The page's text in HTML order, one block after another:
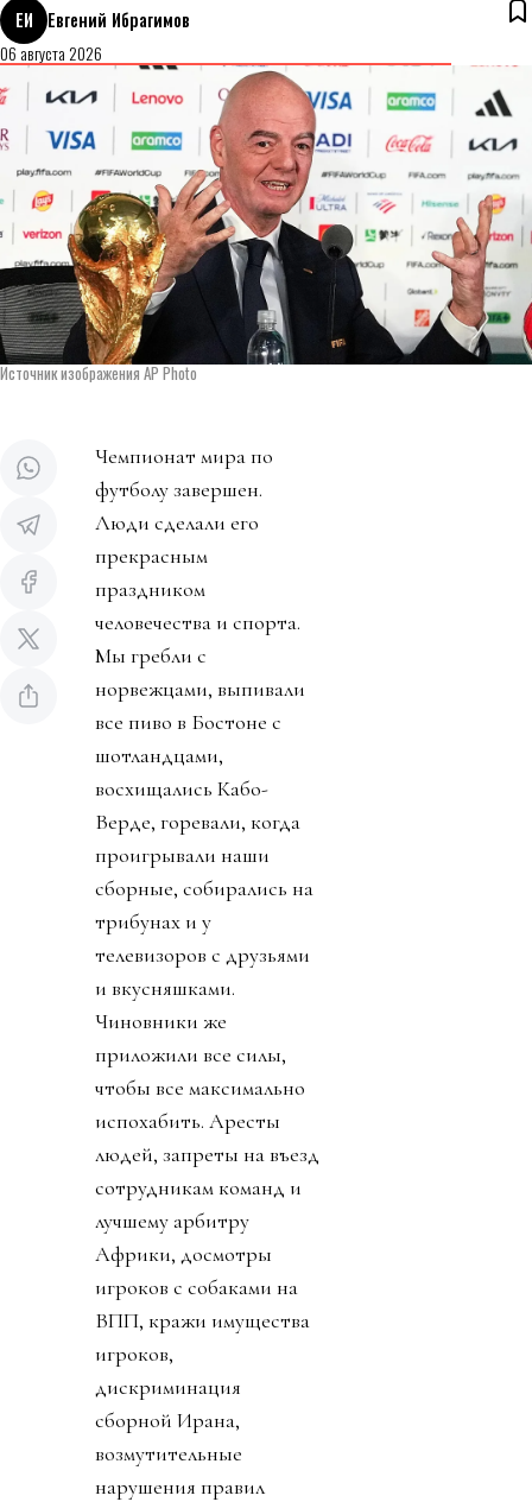
ЕИ
Евгений Ибрагимов
06 августа 2026
Источник изображения AP Photo
Чемпионат мира по
футболу завершен.
Люди сделали его
прекрасным
праздником
человечества и спорта.
Мы гребли с
норвежцами, выпивали
все пиво в Бостоне с
шотландцами,
восхищались Кабо-
Верде, горевали, когда
проигрывали наши
сборные, собирались на
трибунах и у
телевизоров с друзьями
и вкусняшками.
Чиновники же
приложили все силы,
чтобы все максимально
испохабить. Аресты
людей, запреты на въезд
сотрудникам команд и
лучшему арбитру
Африки, досмотры
игроков с собаками на
ВПП, кражи имущества
игроков,
дискриминация
сборной Ирана,
возмутительные
нарушения правил